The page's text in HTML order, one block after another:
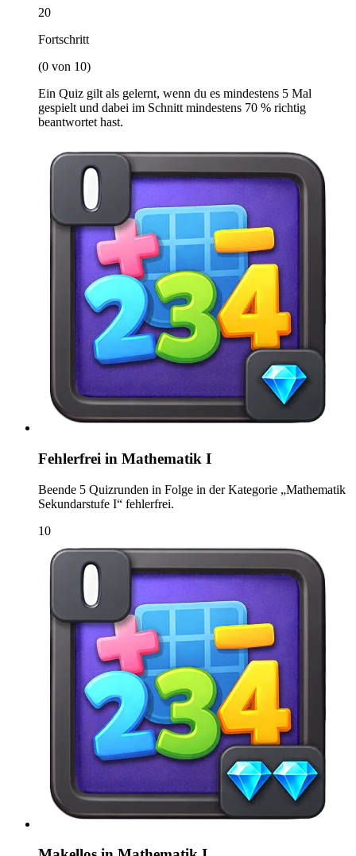
20
Fortschritt
(0 von 10)
Ein Quiz gilt als gelernt, wenn du es mindestens 5 Mal
gespielt und dabei im Schnitt mindestens 70 % richtig
beantwortet hast.
Fehlerfrei in Mathematik I
Beende 5 Quizrunden in Folge in der Kategorie „Mathematik
Sekundarstufe I“ fehlerfrei.
10